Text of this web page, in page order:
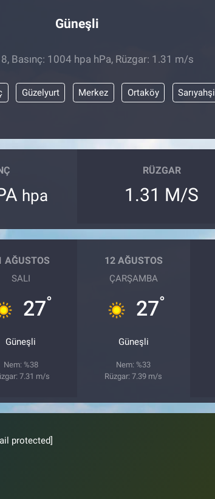
Güneşli
Basınç: 1004 hpa hPa, Rüzgar: 1.31 m/s
Güzelyurt Merkez Ortaköy Sarıyahşi
hpa
RÜZGAR
1.31 M/S
AĞUSTOS
SALI
27°
Güneşli
Nem: %38
7.31 m/s
12 AĞUSTOS
ÇARŞAMBA
27°
Güneşli
Nem: %33
Rüzgar: 7.39 m/s
protected]